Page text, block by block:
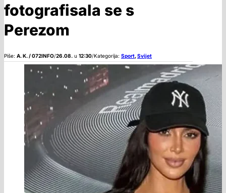
fotografisala se s
Perezom
Piše: A. K. / 072INFO/26.08. u 12:30/Kategorija: Sport,Svijet